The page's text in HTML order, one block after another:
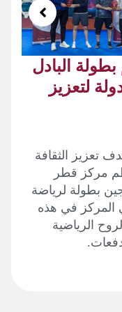
البادل
لتعزيز
الثقافة
قطر
لرياضة
في هذه